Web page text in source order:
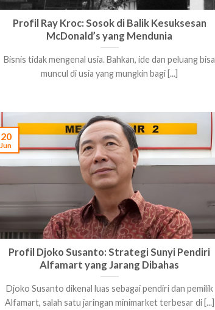
Profil Ray Kroc: Sosok di Balik Kesuksesan
McDonald’s yang Mendunia
Bisnis tidak mengenal usia. Bahkan, ide dan peluang bisa
muncul di usia yang mungkin bagi [...]
Profil Djoko Susanto: Strategi Sunyi Pendiri
Alfamart yang Jarang Dibahas
Djoko Susanto dikenal luas sebagai pendiri dan pemilik
Alfamart, salah satu jaringan minimarket terbesar di [...]
20
Jun